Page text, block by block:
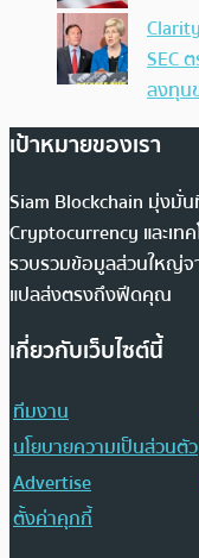
SEC
ลงทุน
เป้าหมายของเรา
Siam Blockchain มุ่งมั่
Cryptocurrency และเท
รวบรวมข้อมูลส่วนใหญ่จ
แปลส่งตรงถึงฟีดคุณ
เกี่ยวกับเว็บไซต์นี้
ทีมงาน
นโยบายความเป็นส่วนตัว
Advertise
ตั้งค่าคุกกี้